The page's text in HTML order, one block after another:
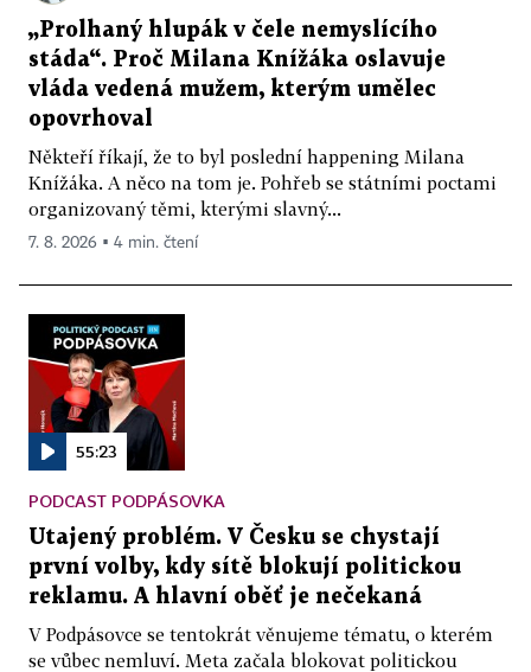
„Prolhaný hlupák v čele nemyslícího
stáda“. Proč Milana Knížáka oslavuje
vláda vedená mužem, kterým umělec
opovrhoval
Někteří říkají, že to byl poslední happening Milana
Knížáka. A něco na tom je. Pohřeb se státními poctami
organizovaný těmi, kterými slavný...
7. 8. 2026 ▪ 4 min. čtení
55:23
PODCAST PODPÁSOVKA
Utajený problém. V Česku se chystají
první volby, kdy sítě blokují politickou
reklamu. A hlavní oběť je nečekaná
V Podpásovce se tentokrát věnujeme tématu, o kterém
se vůbec nemluví. Meta začala blokovat politickou